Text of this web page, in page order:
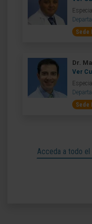
Sede
Dr.
Ver
Sede
Acceda a todo el